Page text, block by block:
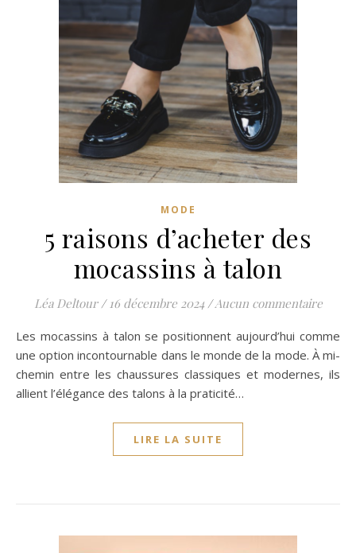
MODE
5 raisons d’acheter des
mocassins à talon
Léa Deltour / 16 décembre 2024 /Aucun commentaire
Les mocassins à talon se positionnent aujourd’hui comme
une option incontournable dans le monde de la mode. À mi-
chemin entre les chaussures classiques et modernes, ils
allient l’élégance des talons à la praticité…
LIRE LA SUITE